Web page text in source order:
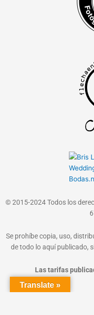
© 2015-2024 Todos los
Se prohíbe copia, uso,
de todo lo aquí publicado,
Las tarifas
Translate »